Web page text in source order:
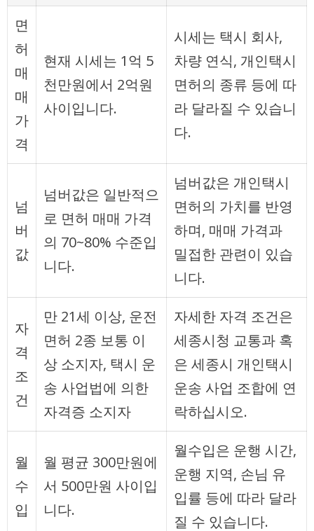
면
허
매
매
가
격
현재 시세는 1억 5
천만원에서 2억원
사이입니다.
시세는 택시 회사,
차량 연식, 개인택시
면허의 종류 등에 따
라 달라질 수 있습니
다.
넘
버
값
넘버값은 일반적으
로 면허 매매 가격
의 70~80% 수준입
니다.
넘버값은 개인택시
면허의 가치를 반영
하며, 매매 가격과
밀접한 관련이 있습
니다.
자
격
조
건
만 21세 이상, 운전
면허 2종 보통 이
상 소지자, 택시 운
송 사업법에 의한
자격증 소지자
자세한 자격 조건은
세종시청 교통과 혹
은 세종시 개인택시
운송 사업 조합에 연
락하십시오.
월
수
입
월 평균 300만원에
서 500만원 사이입
니다.
월수입은 운행 시간,
운행 지역, 손님 유
입률 등에 따라 달라
질 수 있습니다.